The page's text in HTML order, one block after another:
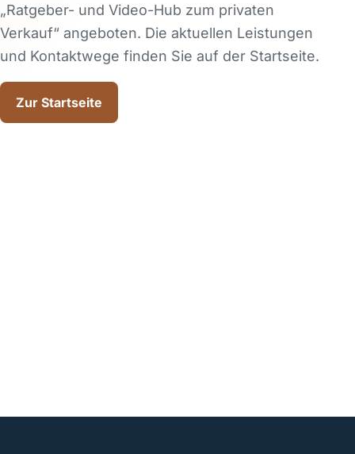
„Ratgeber- und Video-Hub zum privaten
Verkauf“ angeboten. Die aktuellen Leistungen
und Kontaktwege finden Sie auf der Startseite.
Zur Startseite